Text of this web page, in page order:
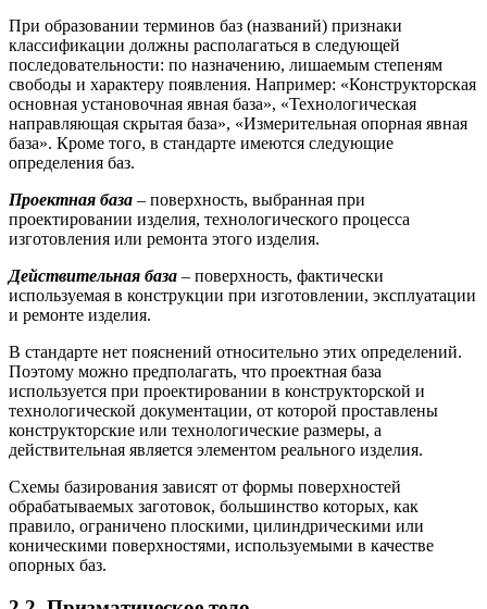
При образовании терминов баз (названий) признаки
классификации должны располагаться в следующей
последовательности: по назначению, лишаемым степеням
свободы и характеру появления. Например: «Конструкторская
основная установочная явная база», «Технологическая
направляющая скрытая база», «Измерительная опорная явная
база». Кроме того, в стандарте имеются следующие
определения баз.
Проектная база – поверхность, выбранная при
проектировании изделия, технологического процесса
изготовления или ремонта этого изделия.
Действительная база – поверхность, фактически
используемая в конструкции при изготовлении, эксплуатации
и ремонте изделия.
В стандарте нет пояснений относительно этих определений.
Поэтому можно предполагать, что проектная база
используется при проектировании в конструкторской и
технологической документации, от которой проставлены
конструкторские или технологические размеры, а
действительная является элементом реального изделия.
Схемы базирования зависят от формы поверхностей
обрабатываемых заготовок, большинство которых, как
правило, ограничено плоскими, цилиндрическими или
коническими поверхностями, используемыми в качестве
опорных баз.